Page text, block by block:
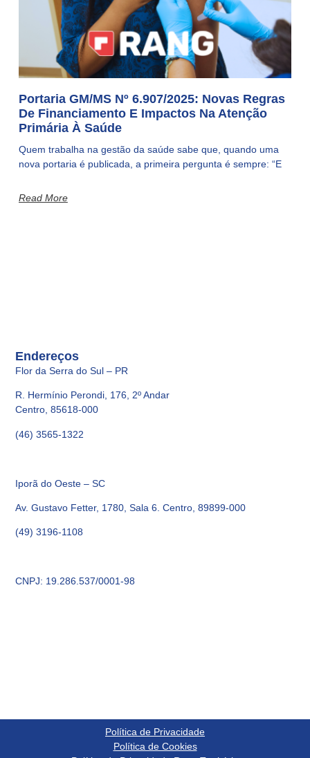
Portaria GM/MS Nº 6.907/2025: Novas Regras
De Financiamento E Impactos Na Atenção
Primária À Saúde
Quem trabalha na gestão da saúde sabe que, quando uma
nova portaria é publicada, a primeira pergunta é sempre: “E
Read More
Endereços
Flor da Serra do Sul – PR
R. Hermínio Perondi, 176, 2º Andar
Centro, 85618-000
(46) 3565-1322
Iporã do Oeste – SC
Av. Gustavo Fetter, 1780, Sala 6. Centro, 89899-000
(49) 3196-1108
CNPJ: 19.286.537/0001-98
Política de Privacidade
Política de Cookies